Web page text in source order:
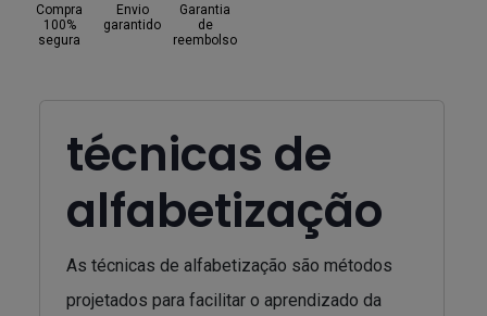
Compra
100%
segura
Envio
garantido
Garantia
de
reembolso
técnicas de
alfabetização
As técnicas de alfabetização são métodos
projetados para facilitar o aprendizado da